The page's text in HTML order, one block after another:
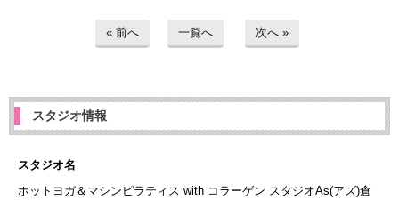
« 前へ 一覧へ 次へ »
スタジオ情報
スタジオ名
ホットヨガ＆マシンピラティス with コラーゲン スタジオAs(アズ)倉